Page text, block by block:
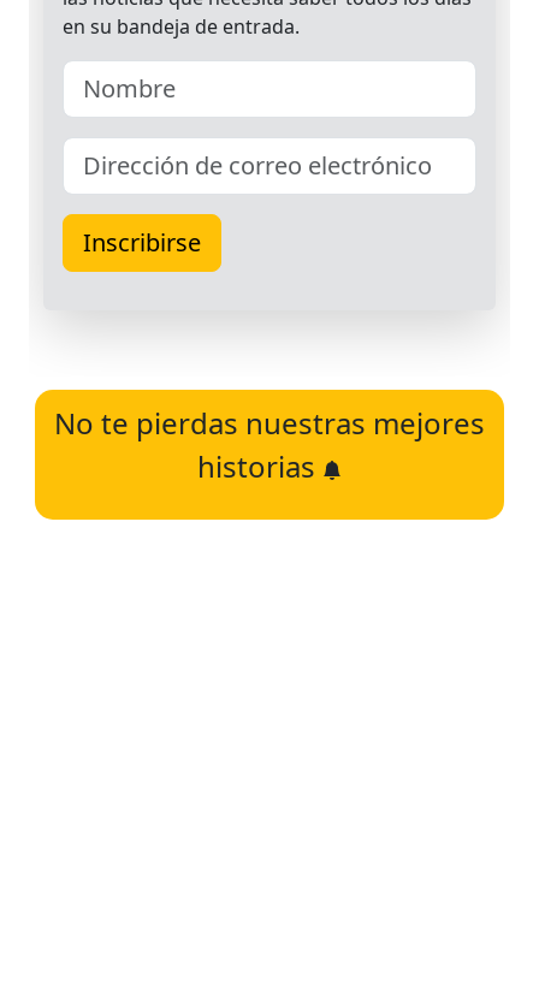
No te pierdas nuestras mejores
historias